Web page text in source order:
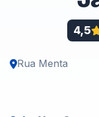
4,5
Rua Menta